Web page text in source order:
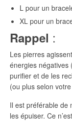
L pour un
XL pour un
Rappel :
Les pierres
énergies négatives
purifier et de les
(ou plus selon
Il est préférable de
les épuiser. Ce